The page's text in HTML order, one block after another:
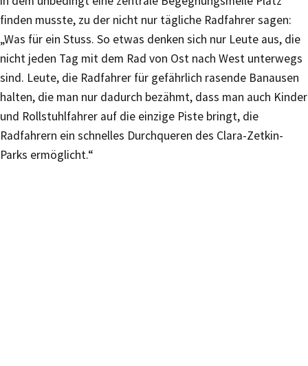
finden musste, zu der nicht nur tägliche Radfahrer sagen:
„Was für ein Stuss. So etwas denken sich nur Leute aus, die
nicht jeden Tag mit dem Rad von Ost nach West unterwegs
sind. Leute, die Radfahrer für gefährlich rasende Banausen
halten, die man nur dadurch bezähmt, dass man auch Kinder
und Rollstuhlfahrer auf die einzige Piste bringt, die
Radfahrern ein schnelles Durchqueren des Clara-Zetkin-
Parks ermöglicht.“